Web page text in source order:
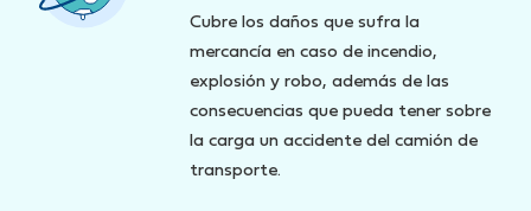
Cubre los daños que sufra la
mercancía en caso de incendio,
explosión y robo, además de las
consecuencias que pueda tener sobre
la carga un accidente del camión de
transporte.